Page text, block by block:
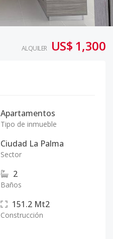
ALQUILER US$ 1,300
Apartamentos
Tipo de inmueble
Ciudad La Palma
Sector
2
Baños
151.2 Mt2
Construcción